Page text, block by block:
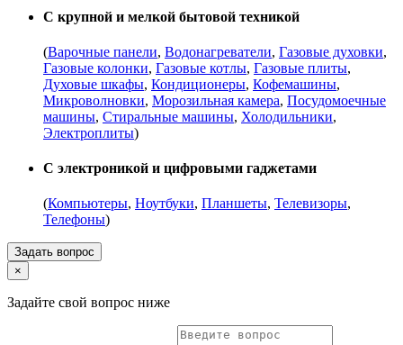
С крупной и мелкой бытовой техникой
(Варочные панели, Водонагреватели, Газовые духовки,
Газовые колонки, Газовые котлы, Газовые плиты,
Духовые шкафы, Кондиционеры, Кофемашины,
Микроволновки, Морозильная камера, Посудомоечные
машины, Стиральные машины, Холодильники,
Электроплиты)
С электроникой и цифровыми гаджетами
(Компьютеры, Ноутбуки, Планшеты, Телевизоры,
Телефоны)
Задать вопрос
×
Задайте свой вопрос ниже